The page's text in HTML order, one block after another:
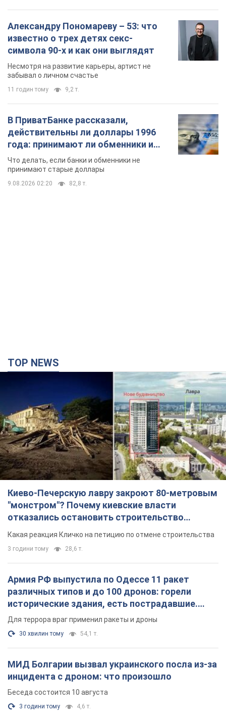
Александру Пономареву – 53: что
известно о трех детях секс-
символа 90-х и как они выглядят
Несмотря на развитие карьеры, артист не
забывал о личном счастье
11 годин тому 9,2 т.
В ПриватБанке рассказали,
действительны ли доллары 1996
года: принимают ли обменники и
банки такие купюры
Что делать, если банки и обменники не
принимают старые доллары
9.08.2026 02:20 82,8 т.
TOP NEWS
Киево-Печерскую лавру закроют 80-метровым
"монстром"? Почему киевские власти
отказались остановить строительство
небоскреба "московского верующего"
Какая реакция Кличко на петицию по отмене строительства
3 години тому 28,6 т.
Армия РФ выпустила по Одессе 11 ракет
различных типов и до 100 дронов: горели
исторические здания, есть пострадавшие.
Фото и видео
Для террора враг применил ракеты и дроны
30 хвилин тому 54,1 т.
МИД Болгарии вызвал украинского посла из-за
инцидента с дроном: что произошло
Беседа состоится 10 августа
3 години тому 4,6 т.